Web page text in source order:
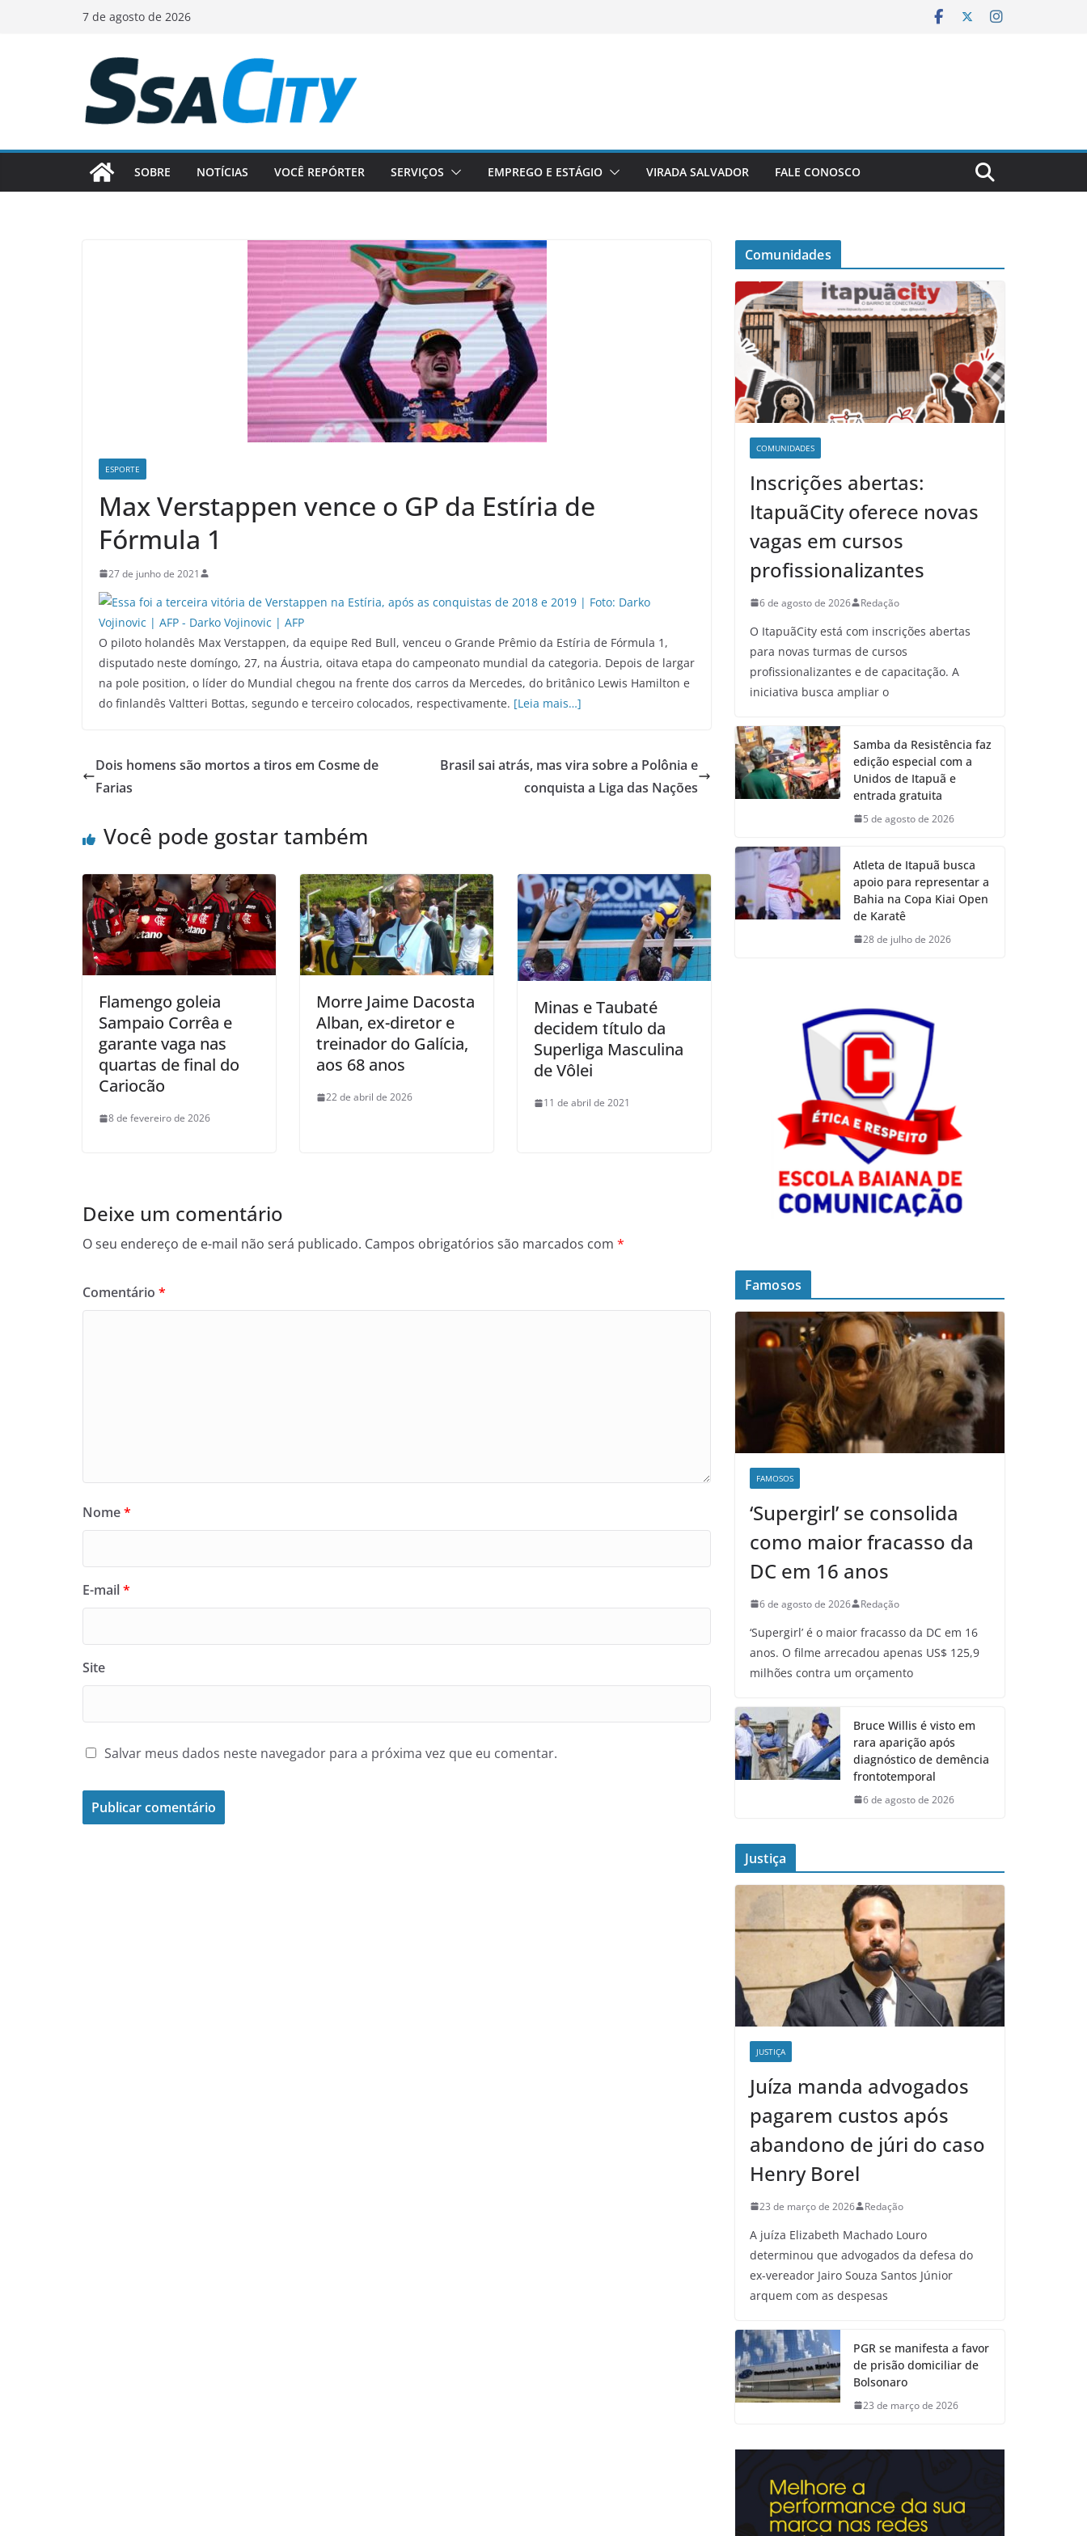
7 de agosto de 2026
SOBRE NOTÍCIAS VOCÊ REPÓRTER SERVIÇOS EMPREGO E ESTÁGIO VIRADA SALVADOR FALE CONOSCO
ESPORTE
Max Verstappen vence o GP da Estíria de
Fórmula 1
27 de junho de 2021
O piloto holandês Max Verstappen, da equipe Red Bull, venceu o Grande Prêmio da Estíria de Fórmula 1,
disputado neste domíngo, 27, na Áustria, oitava etapa do campeonato mundial da categoria. Depois de largar
na pole position, o líder do Mundial chegou na frente dos carros da Mercedes, do britânico Lewis Hamilton e
do finlandês Valtteri Bottas, segundo e terceiro colocados, respectivamente. [Leia mais…]
Dois homens são mortos a tiros em Cosme de
Farias
Brasil sai atrás, mas vira sobre a Polônia e
conquista a Liga das Nações
Você pode gostar também
Flamengo goleia
Sampaio Corrêa e
garante vaga nas
quartas de final do
Cariocão
8 de fevereiro de 2026
Morre Jaime Dacosta
Alban, ex-diretor e
treinador do Galícia,
aos 68 anos
22 de abril de 2026
Minas e Taubaté
decidem título da
Superliga Masculina
de Vôlei
11 de abril de 2021
Deixe um comentário
O seu endereço de e-mail não será publicado. Campos obrigatórios são marcados com *
Comentário *
Nome*
E-mail*
Site
Salvar meus dados neste navegador para a próxima vez que eu comentar.
Comunidades
COMUNIDADES
Inscrições abertas:
ItapuãCity oferece novas
vagas em cursos
profissionalizantes
6 de agosto de 2026 Redação
O ItapuãCity está com inscrições abertas
para novas turmas de cursos
profissionalizantes e de capacitação. A
iniciativa busca ampliar o
Samba da Resistência faz
edição especial com a
Unidos de Itapuã e
entrada gratuita
5 de agosto de 2026
Atleta de Itapuã busca
apoio para representar a
Bahia na Copa Kiai Open
de Karatê
28 de julho de 2026
Famosos
FAMOSOS
‘Supergirl’ se consolida
como maior fracasso da
DC em 16 anos
6 de agosto de 2026 Redação
‘Supergirl’ é o maior fracasso da DC em 16
anos. O filme arrecadou apenas US$ 125,9
milhões contra um orçamento
Bruce Willis é visto em
rara aparição após
diagnóstico de demência
frontotemporal
6 de agosto de 2026
Justiça
JUSTIÇA
Juíza manda advogados
pagarem custos após
abandono de júri do caso
Henry Borel
23 de março de 2026 Redação
A juíza Elizabeth Machado Louro
determinou que advogados da defesa do
ex-vereador Jairo Souza Santos Júnior
arquem com as despesas
PGR se manifesta a favor
de prisão domiciliar de
Bolsonaro
23 de março de 2026